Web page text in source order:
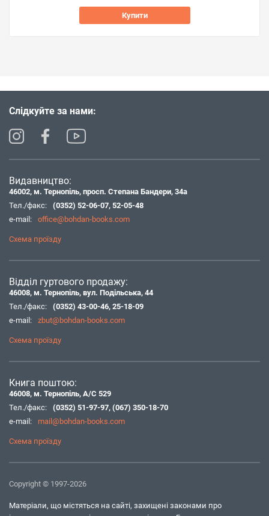
Купити
Слідкуйте за нами:
Видавництво:
46002, м. Тернопіль, просп. Степана Бандери, 34а
Тел./факс:
(0352) 52-06-07, 52-05-48
e-mail:
office@bohdan-books.com
Схема проїзду
Відділ гуртового продажу:
46008, м. Тернопіль, вул. Подільська, 44
Тел./факс:
(0352) 43-00-46, 25-18-09
e-mail:
zbut@bohdan-books.com
Схема проїзду
Книга поштою:
46008, м. Тернопіль, А/С 529
Тел./факс:
(0352) 51-97-97, (067) 350-18-70
e-mail:
mail@bohdan-books.com
Схема проїзду
Copyright © 1997-2026
Матеріали, що містяться на сайті, захищені законами про